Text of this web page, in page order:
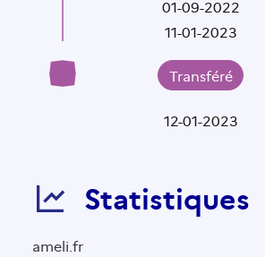
01-09-2022
11-01-2023
Transféré
12-01-2023
Statistiques
ameli.fr